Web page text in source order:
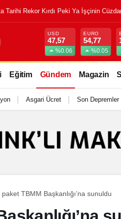
Tarihi Rekor Kırdı Peki Ya İşçinin
USD
47,57
%0.06
EURO
54,77
%0.05
Eğitim Gündem Magazin
Asgari Ücret Son Depremler
paket TBMM Başkanlığı’na sunuldu